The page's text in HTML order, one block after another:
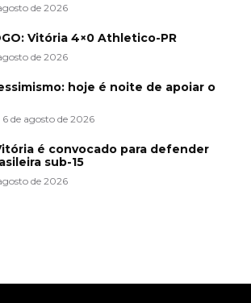
de 2026
Vitória 4×0 Athletico-PR
de 2026
hoje é noite de apoiar o
6 de agosto de 2026
é convocado para defender
sub-15
de 2026